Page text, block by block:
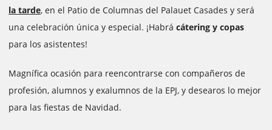
la tarde, en el Patio de Columnas del Palauet Casades y será
una celebración única y especial. ¡Habrá cátering y copas
para los asistentes!
Magnífica ocasión para reencontrarse con compañeros de
profesión, alumnos y exalumnos de la EPJ, y desearos lo mejor
para las fiestas de Navidad.